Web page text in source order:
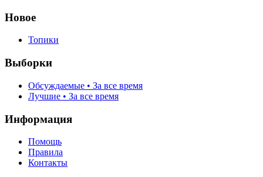
Новое
Топики
Выборки
Обсуждаемые • За все время
Лучшие • За все время
Информация
Помощь
Правила
Контакты